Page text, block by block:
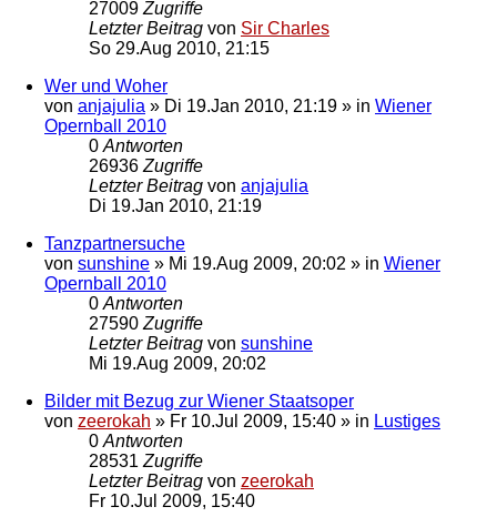
27009 Zugriffe
Letzter Beitrag von Sir Charles
So 29.Aug 2010, 21:15
Wer und Woher
von anjajulia » Di 19.Jan 2010, 21:19 » in Wiener
Opernball 2010
0 Antworten
26936 Zugriffe
Letzter Beitrag von anjajulia
Di 19.Jan 2010, 21:19
Tanzpartnersuche
von sunshine » Mi 19.Aug 2009, 20:02 » in Wiener
Opernball 2010
0 Antworten
27590 Zugriffe
Letzter Beitrag von sunshine
Mi 19.Aug 2009, 20:02
Bilder mit Bezug zur Wiener Staatsoper
von zeerokah » Fr 10.Jul 2009, 15:40 » in Lustiges
0 Antworten
28531 Zugriffe
Letzter Beitrag von zeerokah
Fr 10.Jul 2009, 15:40